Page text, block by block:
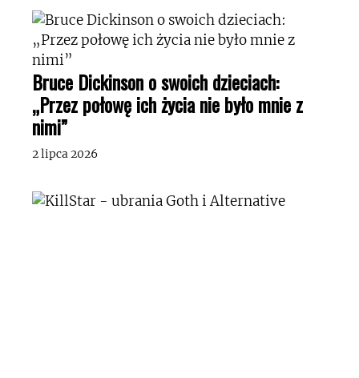
Bruce Dickinson o swoich dzieciach:
„Przez połowę ich życia nie było mnie z
nimi”
2 lipca 2026